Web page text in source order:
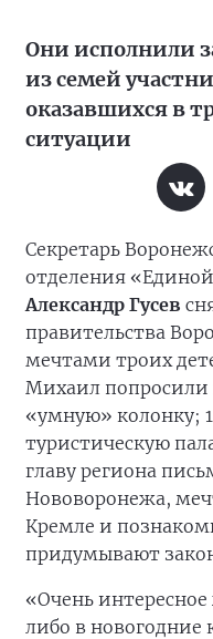
Они исполнили
из семей
оказавшихся в
ситуации
Секретарь
отделения
Александр Гусев
правительства
мечтами троих
Михаил попросили
«умную» колонку;
туристическую
главу региона
Нововоронежа,
Кремле и
придумывают
«Очень
либо в новогодние